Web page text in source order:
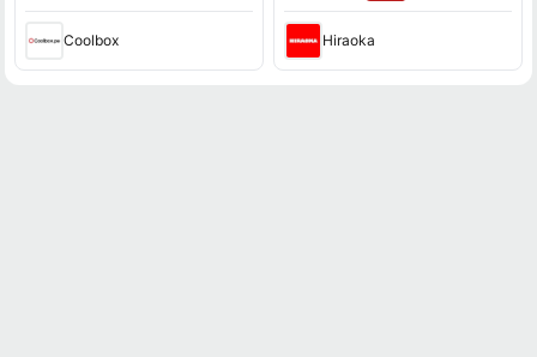
Coolbox Hiraoka